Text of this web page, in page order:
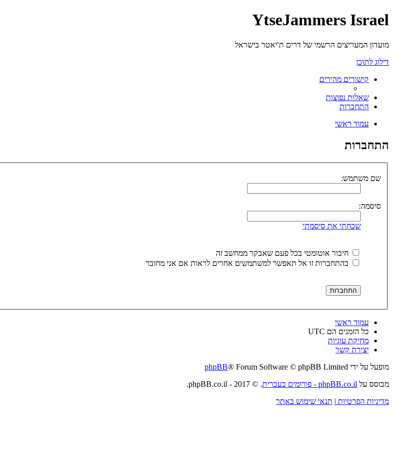
YtseJammers Israel
מועדון המעריצים הרשמי של דרים ת'יאטר בישראל
דילוג לתוכן
קישורים מהירים
שאלות נפוצות
התחברות
עמוד ראשי
התחברות
שם משתמש:
סיסמה:
שכחתי את סיסמתי
חיבור אוטומטי בכל פעם שאבקר ממחשב זה
בהתחברות זו אל תאפשר למשתמשים אחרים לראות אם אני מחובר
עמוד ראשי
כל הזמנים הם UTC
מחיקת עוגיות
יצירת קשר
מופעל על ידי
phpBB® Forum Software © phpBB Limited
מבוסס על phpBB.co.il - פורומים בעברית
. © 2017 - phpBB.co.il.
מדיניות הפרטיות | תנאי שימוש באתר